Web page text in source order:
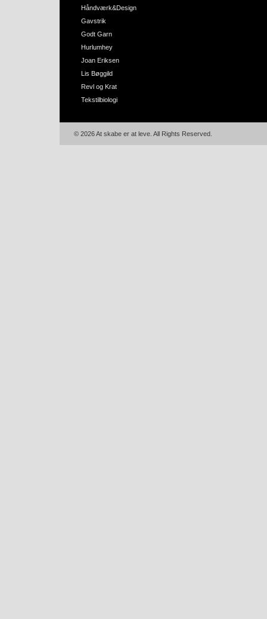
Håndværk&Design
Gavstrik
Godt Garn
Hurlumhey
Joan Eriksen
Lis Bøggild
Revl og Krat
Tekstilbiologi
© 2026 At skabe er at leve. All Rights Reserved.